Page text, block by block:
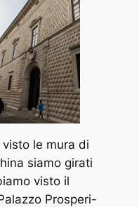
le mura di
siamo girati
visto il
Prosperi-